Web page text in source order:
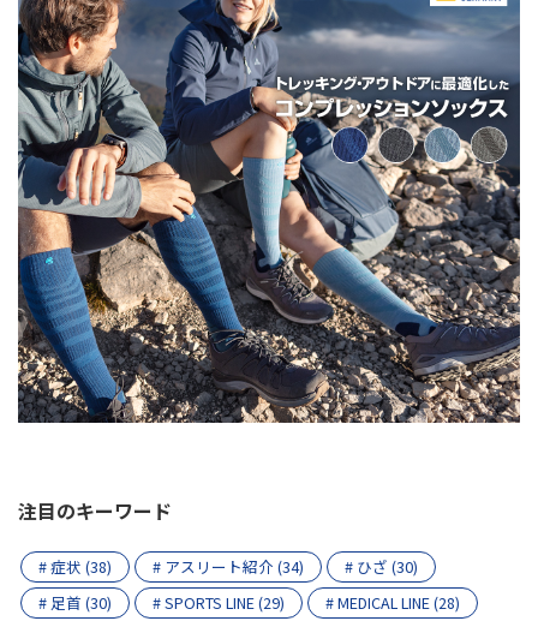
注目のキーワード
# 症状 (38) # アスリート紹介 (34)
# ひざ (30)
# 足首 (30)
# SPORTS LINE (29)
# MEDICAL LINE (28)